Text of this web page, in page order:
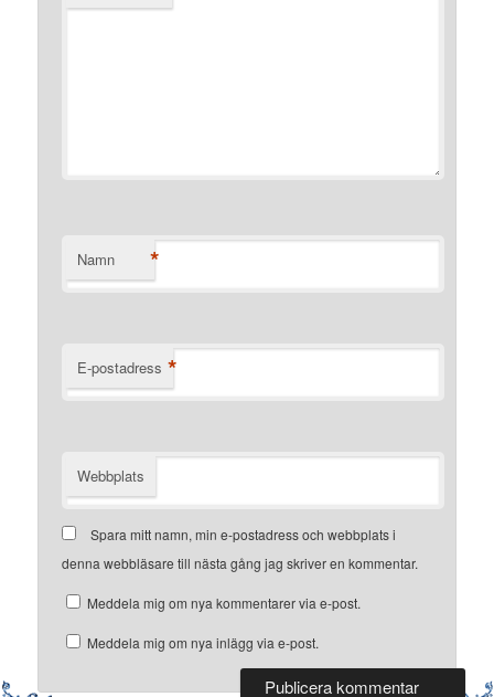
Namn *
E-postadress *
Webbplats
Spara mitt namn, min e-postadress och webbplats i
denna webbläsare till nästa gång jag skriver en kommentar.
Meddela mig om nya kommentarer via e-post.
Meddela mig om nya inlägg via e-post.